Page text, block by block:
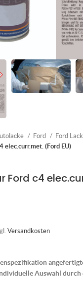
Vergrößern
Ford
Ford
elec.curr.met. (Ford EU)
Ford c4
Versandkosten
Auswahl durch